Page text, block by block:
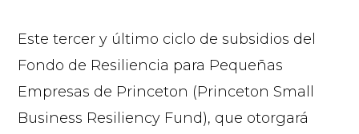
Este tercer y último ciclo de subsidios del
Fondo de Resiliencia para Pequeñas
Empresas de Princeton (Princeton Small
Business Resiliency Fund), que otorgará